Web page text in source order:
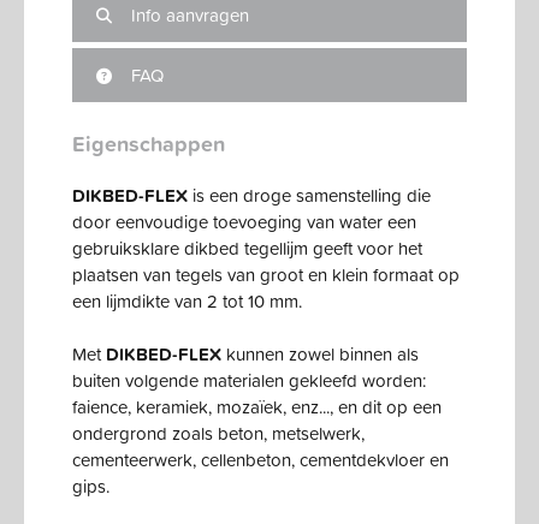
Eigenschappen
DIKBED-FLEX is een droge samenstelling die
door eenvoudige toevoeging van water een
gebruiksklare dikbed tegellijm geeft voor het
plaatsen van tegels van groot en klein formaat op
een lijmdikte van 2 tot 10 mm.
Met DIKBED-FLEX kunnen zowel binnen als
buiten volgende materialen gekleefd worden:
faience, keramiek, mozaïek, enz..., en dit op een
ondergrond zoals beton, metselwerk,
cementeerwerk, cellenbeton, cementdekvloer en
gips.
Info aanvragen
FAQ